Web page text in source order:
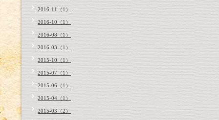
2016-11（1）
2016-10（1）
2016-08（1）
2016-03（1）
2015-10（1）
2015-07（1）
2015-06（1）
2015-04（1）
2015-03（2）